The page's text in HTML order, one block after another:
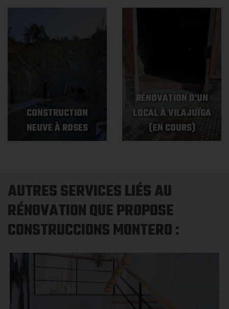
CONSTRUCTION
NEUVE À ROSES
RÉNOVATION D'UN
LOCAL À VILAJUÏGA
(EN COURS)
AUTRES SERVICES LIÉS AU
RÉNOVATION QUE PROPOSE
CONSTRUCCIONS MONTERO :